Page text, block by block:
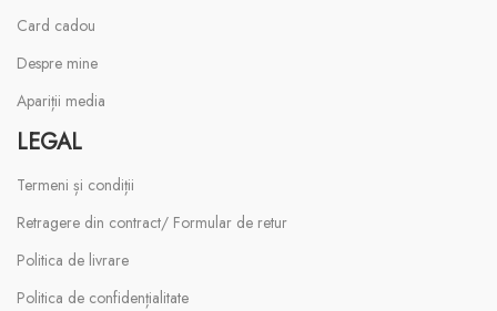
Card cadou
Despre mine
Apariții media
LEGAL
Termeni și condiții
Retragere din contract/ Formular de retur
Politica de livrare
Politica de confidențialitate